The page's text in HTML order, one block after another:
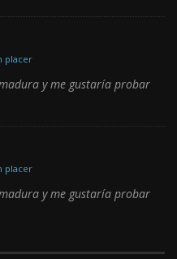
placer
y me gustaría probar
placer
y me gustaría probar